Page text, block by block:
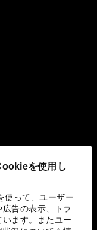
を使用し
使って、ユーザー
告の表示、トラ
ます。またユー